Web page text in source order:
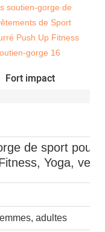
Fort impact
de sport pour
Yoga,
adultes